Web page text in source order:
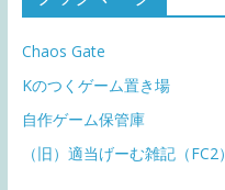
Chaos Gate
Kのつくゲーム置き場
自作ゲーム保管庫
（旧）適当げーむ雑記（FC2）